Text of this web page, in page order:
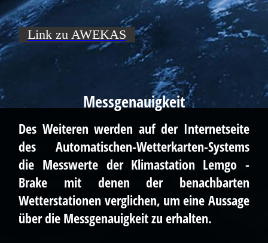
Link zu AWEKAS
Messgenauigkeit
Des Weiteren werden auf der Internetseite
des Automatischen-Wetterkarten-Systems
die Messwerte der Klimastation Lemgo -
Brake mit denen der benachbarten
Wetterstationen verglichen, um eine Aussage
über die Messgenauigkeit zu erhalten.